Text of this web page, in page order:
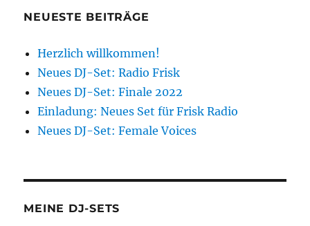
NEUESTE BEITRÄGE
Herzlich willkommen!
Neues DJ-Set: Radio Frisk
Neues DJ-Set: Finale 2022
Einladung: Neues Set für Frisk Radio
Neues DJ-Set: Female Voices
MEINE DJ-SETS